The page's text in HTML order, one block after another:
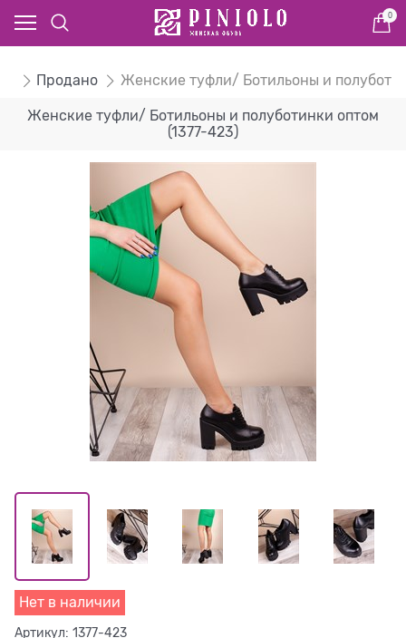
0
Продано Женские туфли/ Ботильоны и
Женские туфли/ Ботильоны и полуботинки оптом
(1377-423)
Нет в наличии
Артикул: 1377-423